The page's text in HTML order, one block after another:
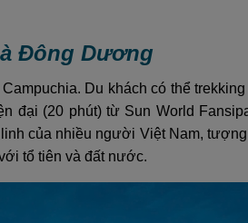
Đông Dương
Du khách có thể
đại (20 phút) từ Sun World
của nhiều người Việt Nam,
tổ tiên và đất nước.